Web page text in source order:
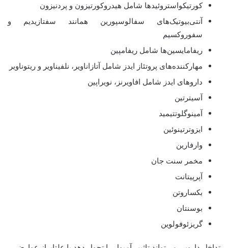
کورتیکواستروئیدها شامل هیدروکورتیزون و پردنیزون
آنتی‌بیوتیک‌های سفالوسپورین همانند سفتازیدیم و
سفوروکسیم
ریفامایسین‌ها شامل ریفامپین
مهارکننده‌های پروتئاز ایدز شامل آتازاناویر، نلفیناویر و ریتوناویر
داروهای ایدز شامل افاویرنز، نویراپین
آسیترتین
آمینوگلوتتیمید
ایزوترتینوئین
وارفارین
مخمر سنت جان
آپرپیتانت
بکساروتن
بوسنتان
گریزئوفولوین